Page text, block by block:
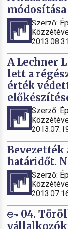
módosítása
Szerző:
A Lechner
lett a
érték
Szerző:
Bevezették
határidőt.
Szerző:
04.
vállalkozók